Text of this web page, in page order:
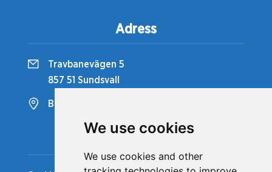
We use cookies
We use cookies and other
Adress
Travbanevägen 5
857 51 Sundsvall
Bergsåkers Travbana